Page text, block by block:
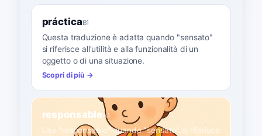
prácticaB1
Questa traduzione è adatta quando "sensato"
si riferisce all'utilità e alla funzionalità di un
oggetto o di una situazione.
Scopri di più →
responsableA1
Usa "responsable" quando "sensato" si riferisce